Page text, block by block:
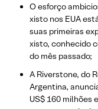
O esforço
xisto nos EUA
suas primeiras
xisto, conhecido
do mês passado;
A Riverstone, do
Argentina,
US$ 160 milhões